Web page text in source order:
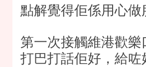
點解覺得佢係用心
第一次接觸維港歡
打巴打話佢好，給